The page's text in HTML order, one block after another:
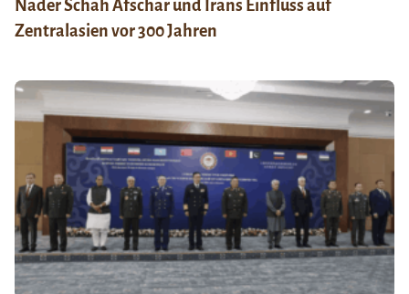
Nader Schah Afschar und Irans Einfluss auf
Zentralasien vor 300 Jahren